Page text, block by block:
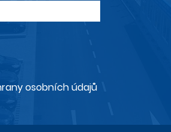
osobních údajů